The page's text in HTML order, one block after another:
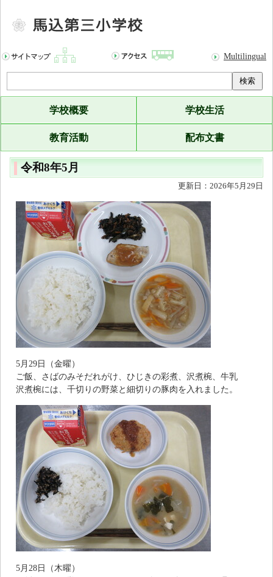
Multilingual
検索
学校概要 学校生活
教育活動 配布文書
令和8年5月
更新日：2026年5月29日
5月29日（金曜）
ご飯、さばのみそだれがけ、ひじきの彩煮、沢煮椀、牛乳
沢煮椀には、千切りの野菜と細切りの豚肉を入れました。
5月28日（木曜）